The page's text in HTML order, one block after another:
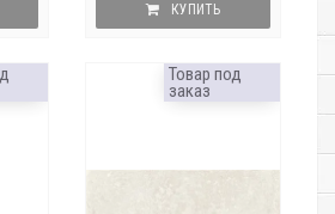
КУПИТЬ
Товар под
заказ